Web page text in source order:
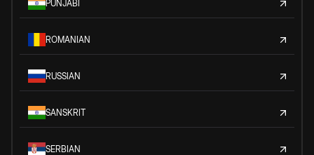
PUNJABI
ROMANIAN
RUSSIAN
SANSKRIT
SERBIAN